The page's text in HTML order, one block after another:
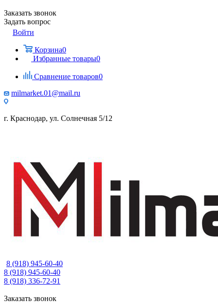
Заказать звонок
Задать вопрос
Войти
Корзина0
Избранные товары0
Сравнение товаров0
milmarket.01@mail.ru
г. Краснодар, ул. Солнечная 5/12
8 (918) 945-60-40
8 (918) 945-60-40
8 (918) 336-72-91
Заказать звонок